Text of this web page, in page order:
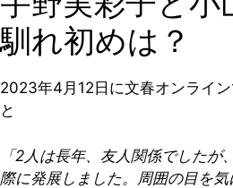
馴れ初めは？
2023年4月12日に文春オンライ
と
「2 人は長年、友人関係でしたが
際に発展しました。周囲の目を